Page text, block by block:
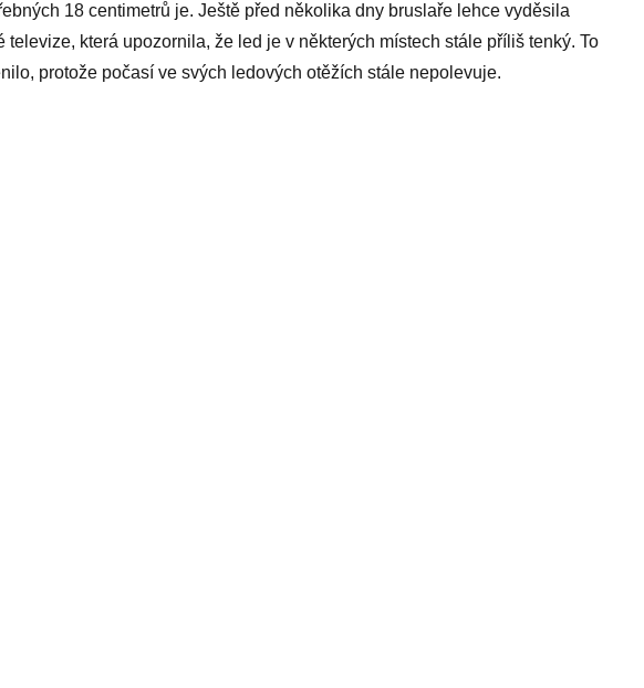
18 centimetrů je. Ještě před několika dny bruslaře lehce vyděsila
televize, která upozornila, že led je v některých místech stále příliš tenký. To
protože počasí ve svých ledových otěžích stále nepolevuje.